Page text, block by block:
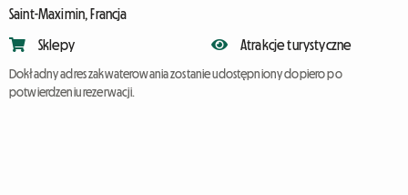
Saint-Maximin, Francja
Sklepy Atrakcje turystyczne
Dokładny adres zakwaterowania zostanie udostępniony dopiero po
potwierdzeniu rezerwacji.